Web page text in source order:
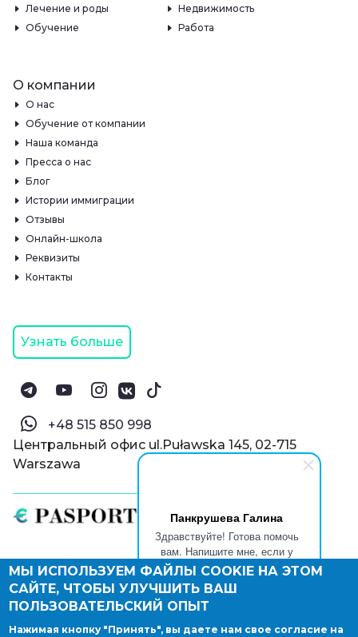
Панкрушева Галина
Здравствуйте! Готова помочь
вам. Напишите мне, если у
вас появятся вопросы.
© Паспорт Онлайн 2019—2026
Политика конфиденциальности
Оферта и конфиденциальность:РФ
Правовые документы
Лечение и роды
Недвижимость
Обучение
Работа
О компании
О нас
Обучение от компании
Наша команда
Пресса о нас
Блог
Истории иммиграции
Отзывы
Онлайн-школа
Реквизиты
Контакты
Узнать больше
‪+48 515 850 998‬
Центральный офис ul.Puławska 145, 02-715
Warszawa
МЫ ИСПОЛЬЗУЕМ ФАЙЛЫ COOKIE НА ЭТОМ
САЙТЕ, ЧТОБЫ УЛУЧШИТЬ ВАШ
ПОЛЬЗОВАТЕЛЬСКИЙ ОПЫТ
Нажимая кнопку "Принять", вы даете нам свое согласие на